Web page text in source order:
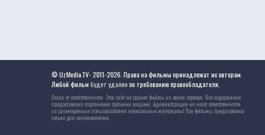
© UzMedia.TV- 2011-2026. Права на фильмы принадлежат их авторам.
Любой фильм будет удален по требованию правообладателя.
Отказ от ответственности: Этот сайт не хранит файлы на своем сервере. Все содержимое
предоставлено сторонними третьими лицами. Администрация не несет ответственности
за размещенные пользователями нелегальные материалы! Все фильмы представлены
только для ознакомления.